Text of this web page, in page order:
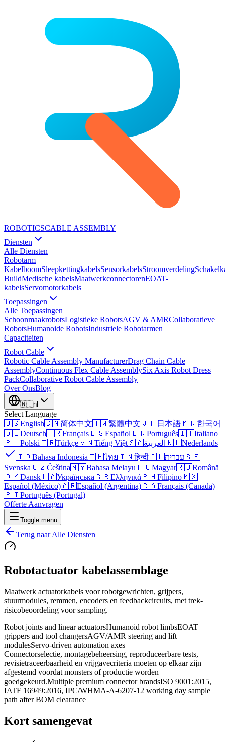
ROBOTICSCABLE ASSEMBLY
Diensten
Alle Diensten
Robotarm
KabelboomSleepkettingkabelsSensorkabelsStroomverdeling
BuildMedische kabelsMaatwerkconnectorenEOAT-
kabelsServomotorkabels
Toepassingen
Alle Toepassingen
SchoonmaakrobotsLogistieke RobotsAGV & AMRCollaboratieve
RobotsHumanoide RobotsIndustriele Robotarmen
Capaciteiten
Robot Cable
Robotic Cable Assembly ManufacturerDrag Chain Cable
AssemblyContinuous Flex Cable AssemblySix Axis Robot Dress
PackCollaborative Robot Cable Assembly
Over OnsBlog
🇳🇱nl
Select Language
🇺🇸English🇨🇳简体中文🇹🇼繁體中文🇯🇵日本語🇰🇷한국어
🇩🇪Deutsch🇫🇷Français🇪🇸Español🇧🇷Português🇮🇹Italiano
🇵🇱Polski🇹🇷Türkçe🇻🇳Tiếng Việt🇸🇦العربية 🇳🇱Nederlands
🇮🇩Bahasa Indonesia🇹🇭ไทย🇮🇳हिन्दी🇮🇱עברית🇸🇪
Svenska🇨🇿Čeština🇲🇾Bahasa Melayu🇭🇺Magyar🇷🇴Română
🇩🇰Dansk🇺🇦Українська🇬🇷Ελληνικά🇵🇭Filipino🇲🇽
Español (México)🇦🇷Español (Argentina)🇨🇦Français (Canada)
🇵🇹Português (Portugal)
Offerte Aanvragen
Toggle menu
Terug naar Alle Diensten
Robotactuator kabelassemblage
Maatwerk actuatorkabels voor robotgewrichten, grijpers,
stuurmodules, remmen, encoders en feedbackcircuits, met trek-
risicobeoordeling voor sampling.
Robot joints and linear actuatorsHumanoid robot limbsEOAT
grippers and tool changersAGV/AMR steering and lift
modulesServo-driven automation axes
Connectorselectie, montagebeheersing, reproduceerbare tests,
revisietraceerbaarheid en vrijgavecriteria moeten op elkaar zijn
afgestemd voordat monsters of productie worden
goedgekeurd.Multiple premium connector brandsISO 9001:2015,
IATF 16949:2016, IPC/WHMA-A-6207-12 working day sample
path after BOM clearance
Kort samengevat